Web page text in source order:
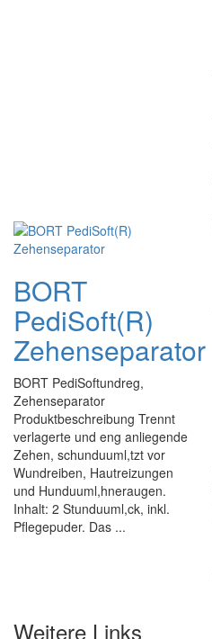
BORT
PediSoft(R)
Zehenseparator
BORT PediSoftundreg,
Zehenseparator
Produktbeschreibung Trennt
verlagerte und eng anliegende
Zehen, schunduuml,tzt vor
Wundreiben, Hautreizungen
und Hunduuml,hneraugen.
Inhalt: 2 Stunduuml,ck, inkl.
Pflegepuder. Das ...
Weitere Links